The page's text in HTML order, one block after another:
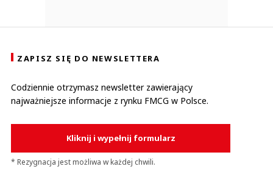
ZAPISZ SIĘ DO NEWSLETTERA
Codziennie otrzymasz newsletter zawierający
najważniejsze informacje z rynku FMCG w Polsce.
Kliknij i wypełnij formularz
* Rezygnacja jest możliwa w każdej chwili.